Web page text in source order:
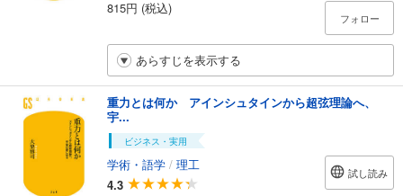
815円 (税込)
フォロー
あらすじを表示する
重力とは何か アインシュタインから超弦理論へ、
宇...
ビジネス・実用
学術・語学 / 理工
4.3
試し読み